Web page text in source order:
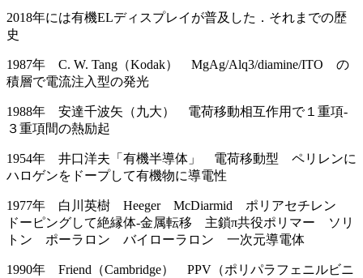
2018年には有機ELディスプレイが普及した．それまでの歴
史
1987年 C. W. Tang（Kodak） MgAg/Alq3/diamine/ITO の
積層で電流注入型の発光
1988年 安達千波矢（九大） 電荷移動相互作用で１重項-
３重項間の熱励起
1954年 井口洋夫「有機半導体」 電荷移動型 ペリレンに
ハロゲンをドープして有機物に導電性
1977年 白川英樹 Heeger McDiarmid ポリアセチレン
ドーピングして絶縁体-金属転移 主鎖π共役ポリマー ソリ
トン ポーラロン バイローラロン 一次元導電体
1990年 Friend（Cambridge） PPV（ポリパラフェニルビニ